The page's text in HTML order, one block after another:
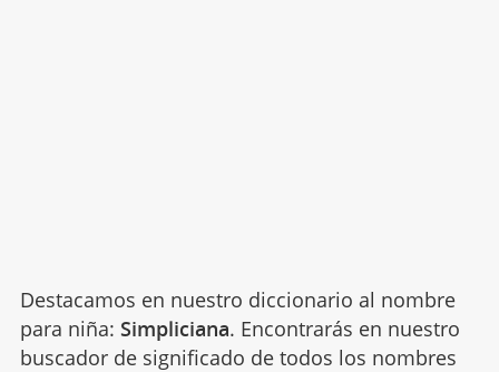
Destacamos en nuestro diccionario al nombre
para niña: Simpliciana. Encontrarás en nuestro
buscador de significado de todos los nombres